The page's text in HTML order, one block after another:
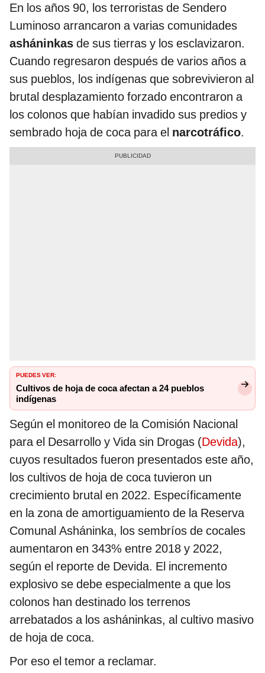
En los años 90, los terroristas de Sendero
Luminoso arrancaron a varias comunidades
asháninkas de sus tierras y los esclavizaron.
Cuando regresaron después de varios años a
sus pueblos, los indígenas que sobrevivieron al
brutal desplazamiento forzado encontraron a
los colonos que habían invadido sus predios y
sembrado hoja de coca para el narcotráfico.
PUEDES VER:
Cultivos de hoja de coca afectan a 24 pueblos
indígenas
Según el monitoreo de la Comisión Nacional
para el Desarrollo y Vida sin Drogas (Devida),
cuyos resultados fueron presentados este año,
los cultivos de hoja de coca tuvieron un
crecimiento brutal en 2022. Específicamente
en la zona de amortiguamiento de la Reserva
Comunal Asháninka, los sembríos de cocales
aumentaron en 343% entre 2018 y 2022,
según el reporte de Devida. El incremento
explosivo se debe especialmente a que los
colonos han destinado los terrenos
arrebatados a los asháninkas, al cultivo masivo
de hoja de coca.
Por eso el temor a reclamar.